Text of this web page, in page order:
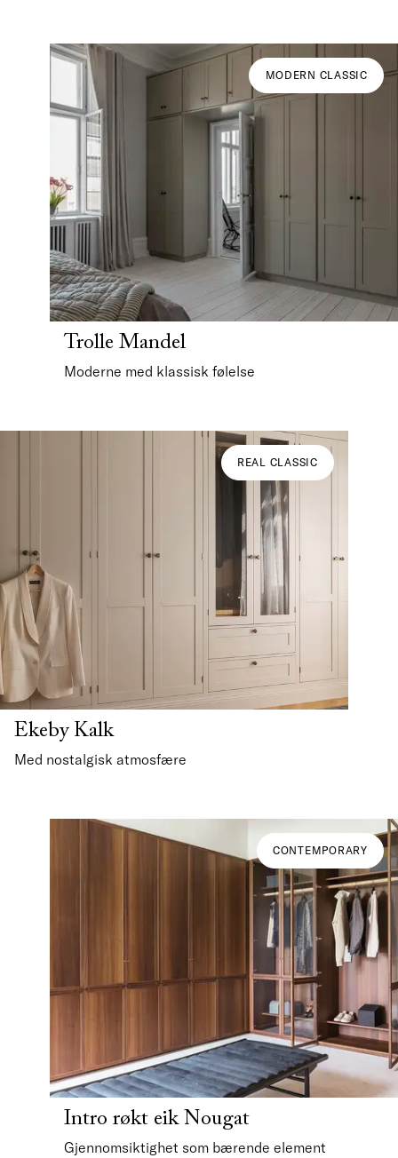
MODERN CLASSIC
Trolle Mandel
Moderne med klassisk følelse
REAL CLASSIC
Ekeby Kalk
Med nostalgisk atmosfære
CONTEMPORARY
Intro røkt eik Nougat
Gjennomsiktighet som bærende element